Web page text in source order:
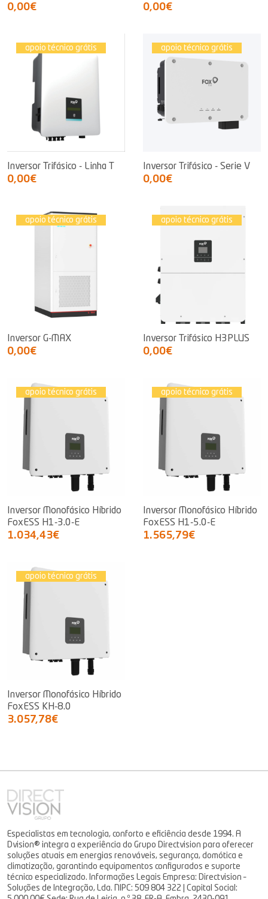
0,00€ 0,00€
apoio técnico grátis
Inversor Trifásico - Linha T
0,00€
apoio técnico grátis
Inversor Trifásico - Serie V
0,00€
apoio técnico grátis
Inversor G-MAX
0,00€
apoio técnico grátis
Inversor Trifásico H3PLUS
0,00€
apoio técnico grátis
Inversor Monofásico Híbrido
FoxESS H1-3.0-E
1.034,43€
apoio técnico grátis
Inversor Monofásico Híbrido
FoxESS H1-5.0-E
1.565,79€
apoio técnico grátis
Inversor Monofásico Híbrido
FoxESS KH-8.0
3.057,78€
Especialistas em tecnologia, conforto e eficiência desde 1994. A
Dvision® integra a experiência do Grupo Directvision para oferecer
soluções atuais em energias renováveis, segurança, domótica e
climatização, garantindo equipamentos configurados e suporte
técnico especializado. Informações Legais Empresa: Directvision –
Soluções de Integração, Lda. NIPC: 509 804 322 | Capital Social: